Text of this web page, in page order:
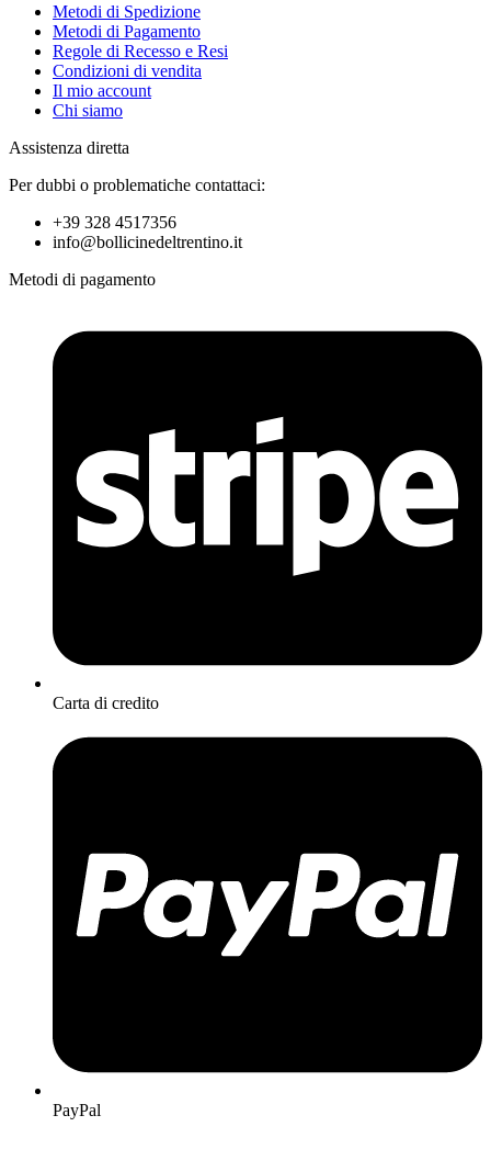
Metodi di Spedizione
Metodi di Pagamento
Regole di Recesso e Resi
Condizioni di vendita
Il mio account
Chi siamo
Assistenza diretta
Per dubbi o problematiche contattaci:
+39 328 4517356
info@bollicinedeltrentino.it
Metodi di pagamento
Carta di credito
PayPal